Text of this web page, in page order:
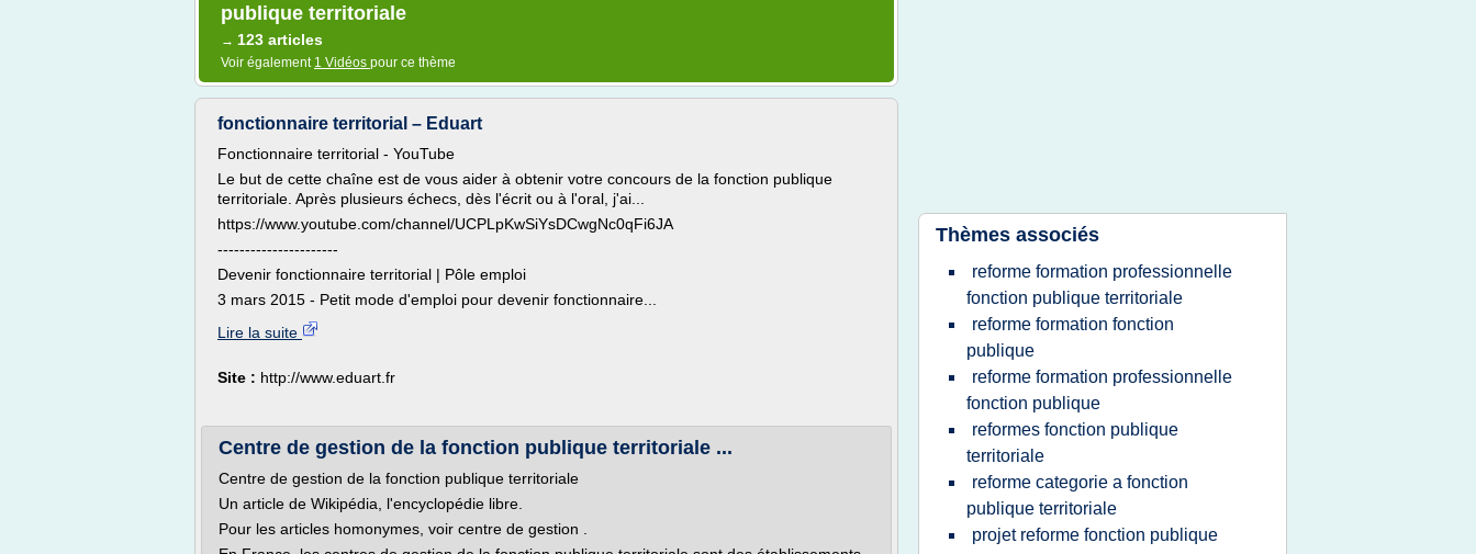
publique territoriale
→ 123 articles
Voir également 1 Vidéos pour ce thème
fonctionnaire territorial – Eduart
Fonctionnaire territorial - YouTube
Le but de cette chaîne est de vous aider à obtenir votre concours de la fonction publique
territoriale. Après plusieurs échecs, dès l'écrit ou à l'oral, j'ai...
https://www.youtube.com/channel/UCPLpKwSiYsDCwgNc0qFi6JA
----------------------
Devenir fonctionnaire territorial | Pôle emploi
3 mars 2015 - Petit mode d'emploi pour devenir fonctionnaire...
Lire la suite
Site : http://www.eduart.fr
Centre de gestion de la fonction publique territoriale ...
Centre de gestion de la fonction publique territoriale
Un article de Wikipédia, l'encyclopédie libre.
Pour les articles homonymes, voir centre de gestion .
Thèmes associés
reforme formation professionnelle
fonction publique territoriale
reforme formation fonction
publique
reforme formation professionnelle
fonction publique
reformes fonction publique
territoriale
reforme categorie a fonction
publique territoriale
projet reforme fonction publique